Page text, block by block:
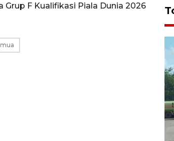
F Kualifikasi Piala Dunia 2026